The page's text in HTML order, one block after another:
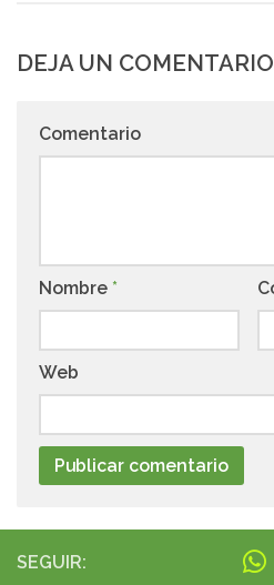
DEJA UN COMENTARIO
Comentario
Nombre *
Web
SEGUIR: